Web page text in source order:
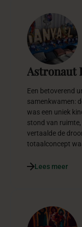
Astronaut
Een betoverend
samenkwamen:
was een uniek
stond van
vertaalde de
totaalconcept
Lees meer